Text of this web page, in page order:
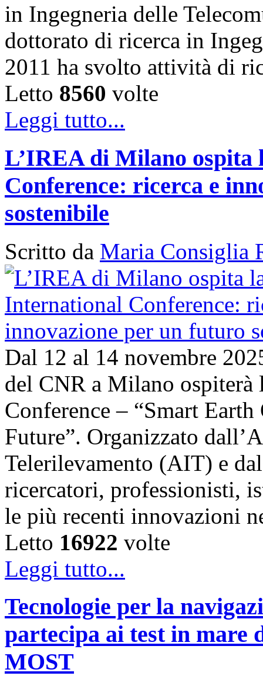
in Ingegneria delle
dottorato di ricerca in
2011 ha svolto attività di
Letto 8560 volte
Leggi tutto...
L’IREA di Milano
Conference: ricerca e
sostenibile
Scritto da Maria Consiglia
Dal 12 al 14 novembre
del CNR a Milano
Conference – “Smart
Future”. Organizzato
Telerilevamento (AIT) e
ricercatori, professionisti,
le più recenti innovazioni
Letto 16922 volte
Leggi tutto...
Tecnologie per la
partecipa ai test in mare
MOST